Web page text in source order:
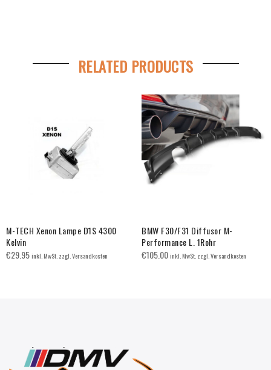
RELATED PRODUCTS
M-TECH Xenon Lampe D1S 4300
Kelvin
€29.95inkl. MwSt. zzgl. Versandkosten
BMW F30/F31 Diffusor M-
Performance L. 1Rohr
€105.00inkl. MwSt. zzgl. Versandkosten